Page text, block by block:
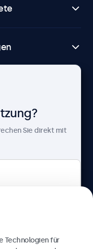
Deutschland
Sie direkt mit
Technologien für